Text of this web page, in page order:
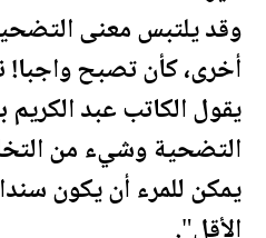
وقد يلتبس معنى
أخرى، كأن تصبح واجبا!
يقول الكاتب عبد
التضحية وشيء من
يمكن للمرء أن يكون